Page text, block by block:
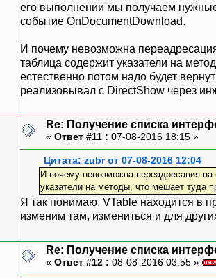
его выполнении мы получаем
событие OnDocumentDownload.
И почему невозможна
таблица содержит указатели на
естественно потом надо будет
реализовывал с DirectShow через
Re: Получение списка
« Ответ #11 : 07-08-2016 18:15 »
Цитата: zubr от 07-08-2016 12:04
И почему невозможна переадресация
указатели на методы, что мешает туда
Я так понимаю, VTable находится в
изменим там, измениться и для
Re: Получение списка
« Ответ #12 : 08-08-2016 03:55 »